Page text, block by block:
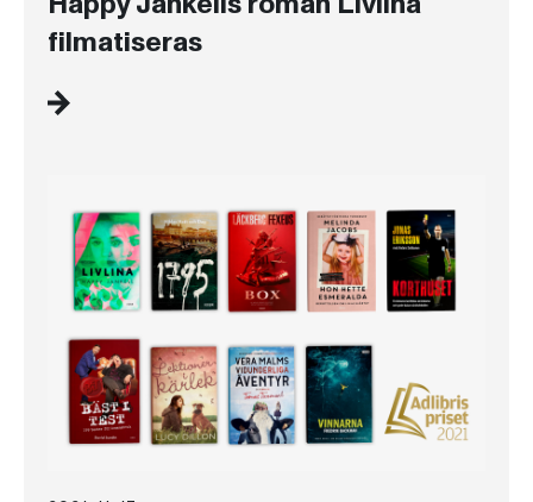
filmatiseras